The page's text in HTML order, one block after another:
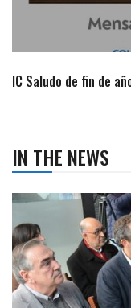
IC Saludo de fin de
IN THE NEWS